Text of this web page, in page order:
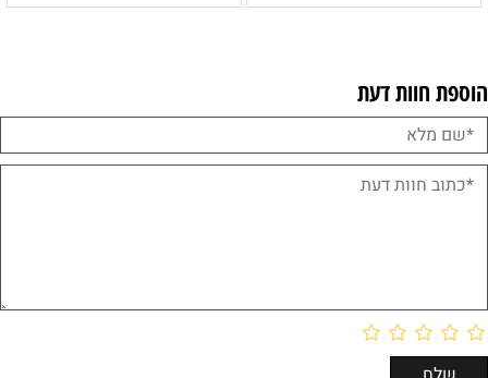
הוספת חוות דעת